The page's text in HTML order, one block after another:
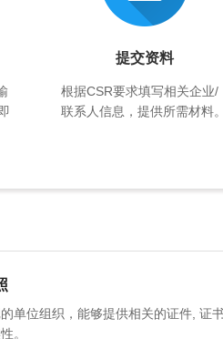
提交资料
根据CSR要求填写相关企业/
联系人信息，提供所需材料
单位组织，能够提供相关的证件, 证
。